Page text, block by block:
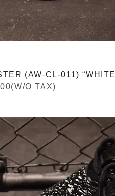
(AW-CL-011)
O TAX)